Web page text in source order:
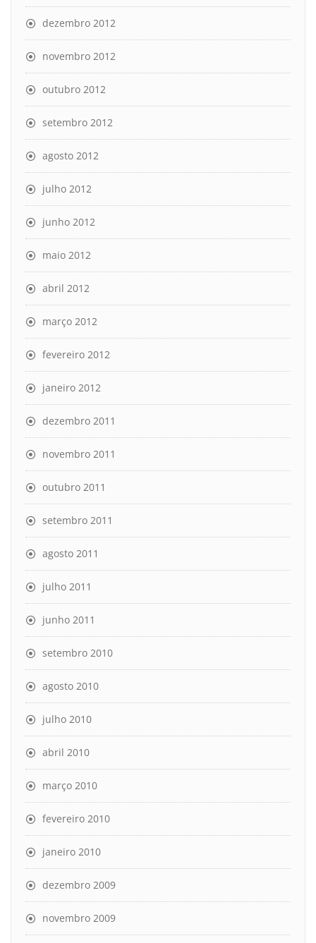
dezembro 2012
novembro 2012
outubro 2012
setembro 2012
agosto 2012
julho 2012
junho 2012
maio 2012
abril 2012
março 2012
fevereiro 2012
janeiro 2012
dezembro 2011
novembro 2011
outubro 2011
setembro 2011
agosto 2011
julho 2011
junho 2011
setembro 2010
agosto 2010
julho 2010
abril 2010
março 2010
fevereiro 2010
janeiro 2010
dezembro 2009
novembro 2009